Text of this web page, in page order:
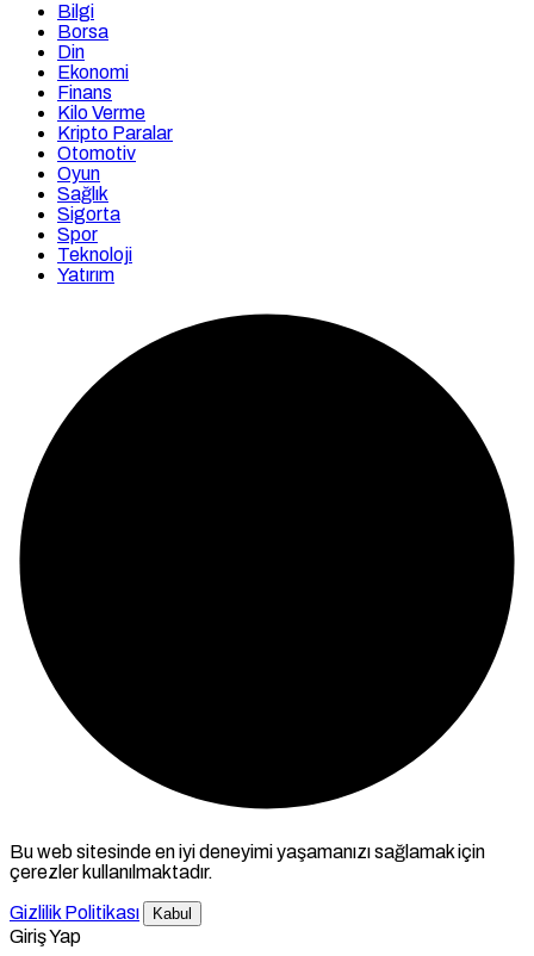
Bilgi
Borsa
Din
Ekonomi
Finans
Kilo Verme
Kripto Paralar
Otomotiv
Oyun
Sağlık
Sigorta
Spor
Teknoloji
Yatırım
Bu web sitesinde en iyi deneyimi yaşamanızı sağlamak için
çerezler kullanılmaktadır.
Gizlilik Politikası
Kabul
Giriş Yap